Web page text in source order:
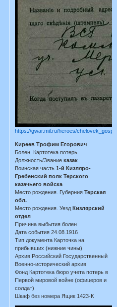
https://gwar.mil.ru/heroes/
Киреев Трофим Егорович
Болен. Картотека потерь
Должность/Звание казак
Воинская часть1-й Кизляро-
Гребенский полк Терского
казачьего войска
Место рождения. Губерния Терская
обл.
Место рождения. УездКизлярский
отдел
Причина выбытия болен
Дата события 24.08.1916
Тип документа Карточка на
прибывших (нижние чины)
Архив Российский Государственный
Военно-исторический архив
Фонд Картотека бюро учета потерь в
Первой мировой войне (офицеров и
солдат)
Шкаф без номера Ящик 1423-К